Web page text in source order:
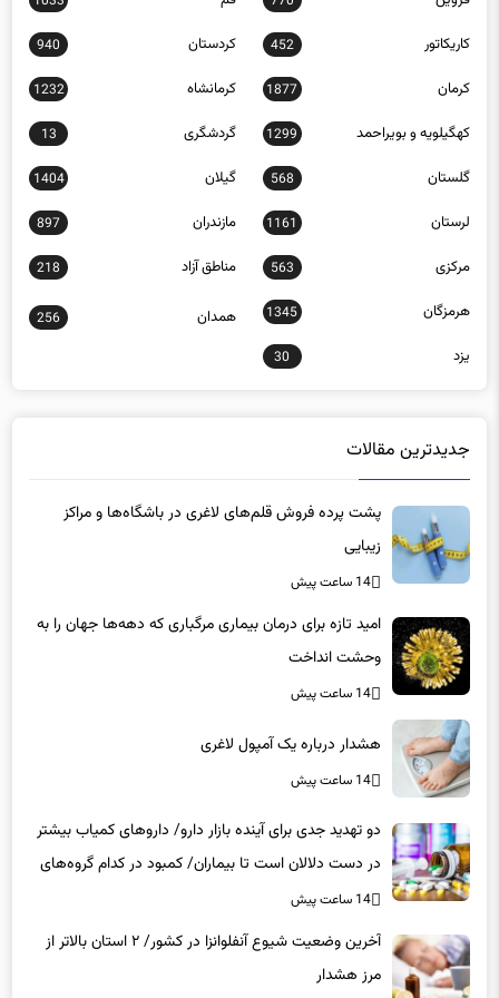
کاریکاتور 452 کردستان 940
کرمان 1877 کرمانشاه 1232
کهگیلویه و بویراحمد 1299 گردشگری 13
گلستان 568 گیلان 1404
لرستان 1161 مازندران 897
مرکزی 563 مناطق آزاد 218
هرمزگان 1345
256
یزد 30
پشت پرده فروش قلم‌های لاغری در باشگاه‌ها و مراکز
زیبایی
14 ساعت پیش
امید تازه برای درمان بیماری مرگباری که دهه‌ها جهان را به
وحشت انداخت
14 ساعت پیش
14 ساعت پیش
در دست دلالان است تا بیماران/ کمبود در کدام گروه‌های
دارویی محسوس‌تر است؟
14 ساعت پیش
مرز هشدار
14 ساعت پیش